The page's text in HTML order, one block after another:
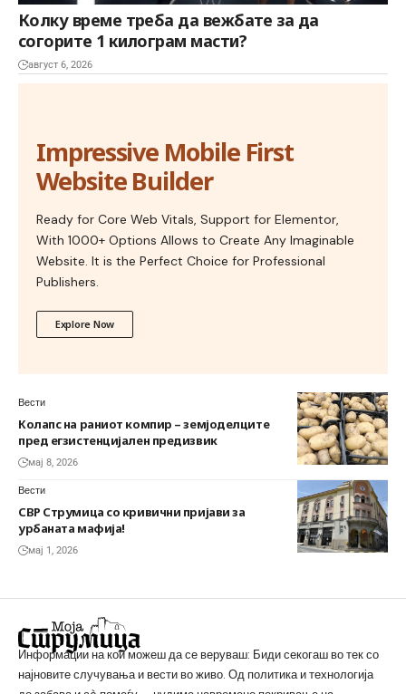
Колку време треба да вежбате за да
согорите 1 килограм масти?
август 6, 2026
Impressive Mobile First
Website Builder
Ready for Core Web Vitals, Support for Elementor,
With 1000+ Options Allows to Create Any Imaginable
Website. It is the Perfect Choice for Professional
Publishers.
Explore Now
Вести
Колапс на раниот компир – земјоделците
пред егзистенцијален предизвик
мај 8, 2026
Вести
СВР Струмица со кривични пријави за
урбаната мафија!
мај 1, 2026
Информации на кои можеш да се веруваш: Биди секогаш во тек со
најновите случувања и вести во живо. Од политика и технологија